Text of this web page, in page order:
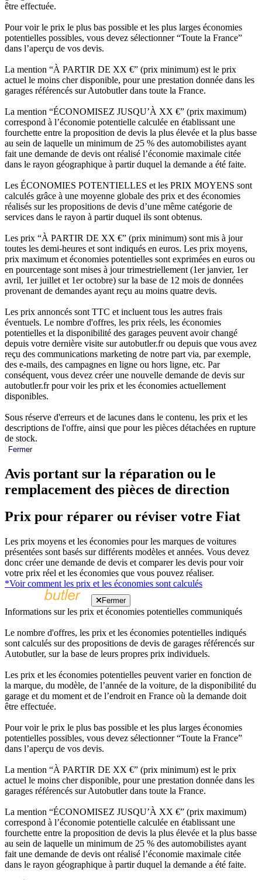
être effectuée.
Pour voir le prix le plus bas possible et les plus larges économies
potentielles possibles, vous devez sélectionner “Toute la France”
dans l’aperçu de vos devis.
La mention “À PARTIR DE XX €” (prix minimum) est le prix
actuel le moins cher disponible, pour une prestation donnée dans les
garages référencés sur Autobutler dans toute la France.
La mention “ÉCONOMISEZ JUSQU’À XX €” (prix maximum)
correspond à l’économie potentielle calculée en établissant une
fourchette entre la proposition de devis la plus élevée et la plus basse
au sein de laquelle un minimum de 25 % des automobilistes ayant
fait une demande de devis ont réalisé l’économie maximale citée
dans le rayon géographique à partir duquel la demande a été faite.
Les ÉCONOMIES POTENTIELLES et les PRIX MOYENS sont
calculés grâce à une moyenne globale des prix et des économies
réalisés sur les propositions de devis d’une même catégorie de
services dans le rayon à partir duquel ils sont obtenus.
Les prix “À PARTIR DE XX €” (prix minimum) sont mis à jour
toutes les demi-heures et sont indiqués en euros. Les prix moyens,
prix maximum et économies potentielles sont exprimées en euros ou
en pourcentage sont mises à jour trimestriellement (1er janvier, 1er
avril, 1er juillet et 1er octobre) sur la base de 12 mois de données
provenant de demandes ayant reçu au moins quatre devis.
Les prix annoncés sont TTC et incluent tous les autres frais
éventuels. Le nombre d'offres, les prix réels, les économies
potentielles et la disponibilité des garages peuvent avoir changé
depuis votre dernière visite sur autobutler.fr ou depuis que vous avez
reçu des communications marketing de notre part via, par exemple,
des e-mails, des campagnes en ligne ou hors ligne, etc. Par
conséquent, vous devez créer une nouvelle demande de devis sur
autobutler.fr pour voir les prix et les économies actuellement
disponibles.
Sous réserve d'erreurs et de lacunes dans le contenu, les prix et les
descriptions de l'offre, ainsi que pour les pièces détachées en rupture
de stock.
Fermer
Avis portant sur la réparation ou le
remplacement des pièces de direction
Prix pour réparer ou réviser votre Fiat
Les prix moyens et les économies pour les marques de voitures
présentées sont basés sur différents modèles et années. Vous devez
donc créer une demande de devis et comparer les devis pour voir
votre prix réel et les économies que vous pouvez réaliser.
*Voir comment les prix et les économies sont calculés
Fermer
Informations sur les prix et économies potentielles communiqués
Le nombre d'offres, les prix et les économies potentielles indiqués
sont calculés sur des propositions de devis de garages référencés sur
Autobutler, sur la base de leurs propres prix individuels.
Les prix et les économies potentielles peuvent varier en fonction de
la marque, du modèle, de l’année de la voiture, de la disponibilité du
garage et du moment et de l’endroit en France où la demande doit
être effectuée.
Pour voir le prix le plus bas possible et les plus larges économies
potentielles possibles, vous devez sélectionner “Toute la France”
dans l’aperçu de vos devis.
La mention “À PARTIR DE XX €” (prix minimum) est le prix
actuel le moins cher disponible, pour une prestation donnée dans les
garages référencés sur Autobutler dans toute la France.
La mention “ÉCONOMISEZ JUSQU’À XX €” (prix maximum)
correspond à l’économie potentielle calculée en établissant une
fourchette entre la proposition de devis la plus élevée et la plus basse
au sein de laquelle un minimum de 25 % des automobilistes ayant
fait une demande de devis ont réalisé l’économie maximale citée
dans le rayon géographique à partir duquel la demande a été faite.